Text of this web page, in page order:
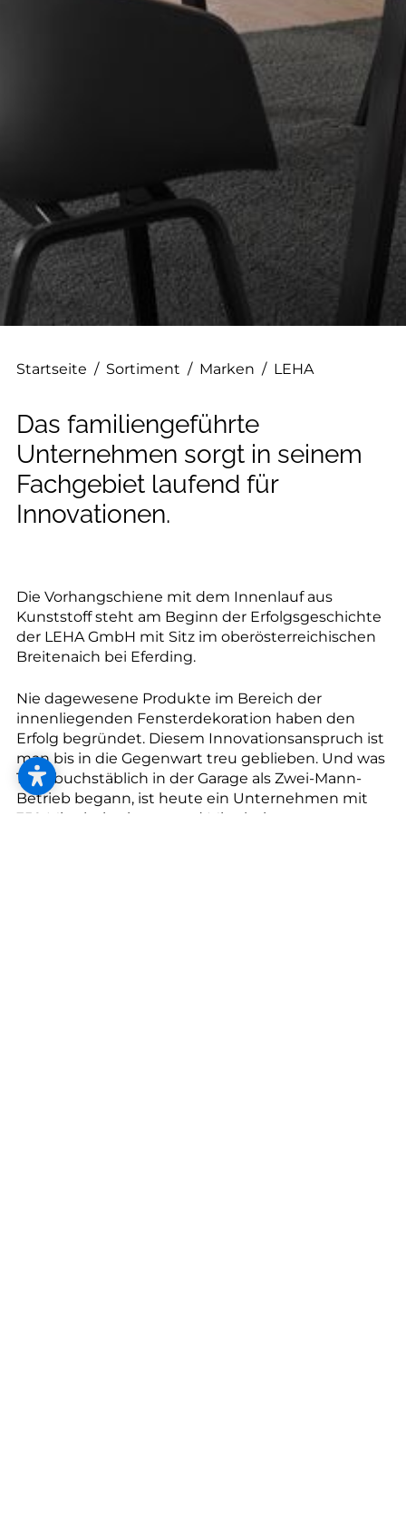
--
--
--
Startseite / Sortiment / Marken / LEHA
Das familiengeführte
Unternehmen sorgt in seinem
Fachgebiet laufend für
Innovationen.
Die Vorhangschiene mit dem Innenlauf aus
Kunststoff steht am Beginn der Erfolgsgeschichte
der LEHA GmbH mit Sitz im oberösterreichischen
Breitenaich bei Eferding.
Nie dagewesene Produkte im Bereich der
innenliegenden Fensterdekoration haben den
Erfolg begründet. Diesem Innovationsanspruch ist
man bis in die Gegenwart treu geblieben. Und was
1964 buchstäblich in der Garage als Zwei-Mann-
Betrieb begann, ist heute ein Unternehmen mit
350 Mitarbeiterinnen und Mitarbeitern.